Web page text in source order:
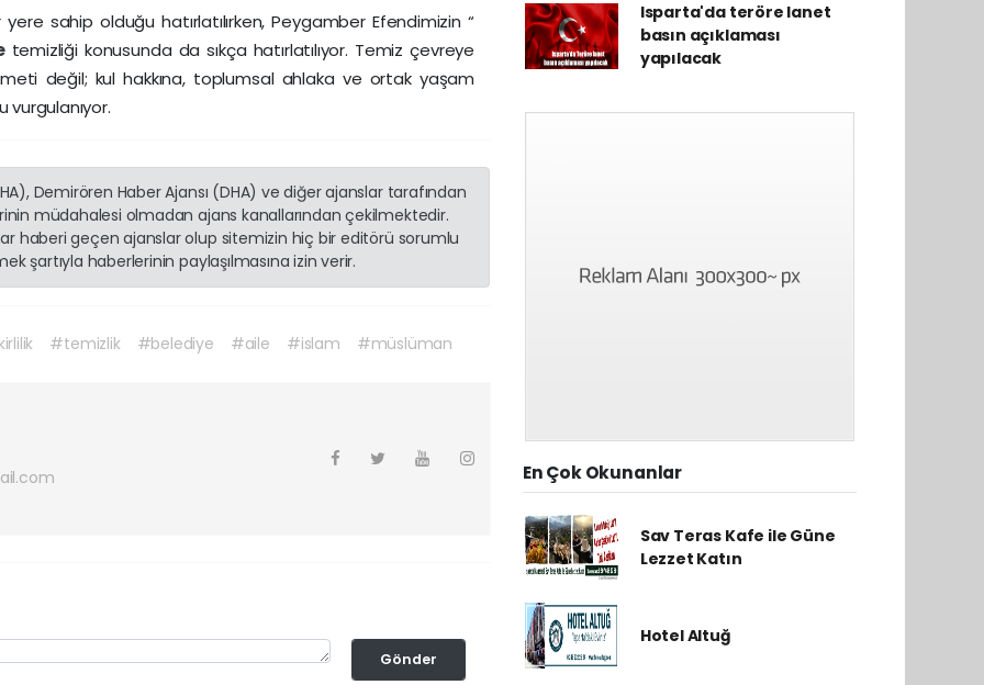
sahip olduğu hatırlatılırken, Peygamber Efendimizin “
temizliği konusunda da sıkça hatırlatılıyor. Temiz çevreye
değil; kul hakkına, toplumsal ahlaka ve ortak yaşam
vurgulanıyor.
Demirören Haber Ajansı (DHA) ve diğer ajanslar tarafından
müdahalesi olmadan ajans kanallarından çekilmektedir.
haberi geçen ajanslar olup sitemizin hiç bir editörü sorumlu
şartıyla haberlerinin paylaşılmasına izin verir.
#temizlik #belediye #aile #islam #müslüman
Gönder
Isparta'da teröre lanet
basın açıklaması
yapılacak
En Çok Okunanlar
Sav Teras Kafe ile Güne
Lezzet Katın
Hotel Altuğ